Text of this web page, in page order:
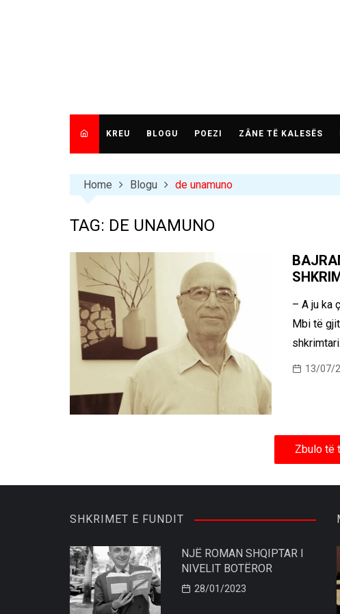
KREU BLOGU POEZI ZÂNE TË KALESËS
Home Blogu de unamuno
TAG: DE UNAMUNO
– A ju ka
Mbi të
13/07/
Zbulo të
SHKRIMET E FUNDIT
NJË ROMAN SHQIPTAR I
NIVELIT BOTËROR
28/01/2023